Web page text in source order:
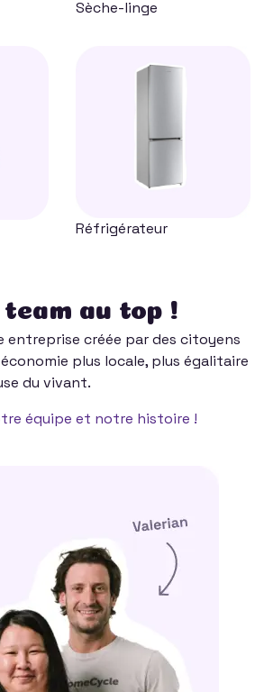
Sèche-linge
Réfrigérateur
team au top !
entreprise créée par des citoyens
plus locale, plus égalitaire
du vivant.
équipe et notre histoire !